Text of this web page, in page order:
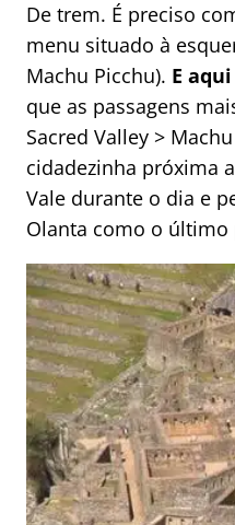
De trem. É preciso
menu situado à
Machu Picchu). E
que as passagens
Sacred Valley >
cidadezinha próxima
Vale durante o dia e
Olanta como o último